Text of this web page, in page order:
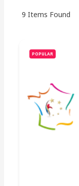
9 Items Found
POPULAR